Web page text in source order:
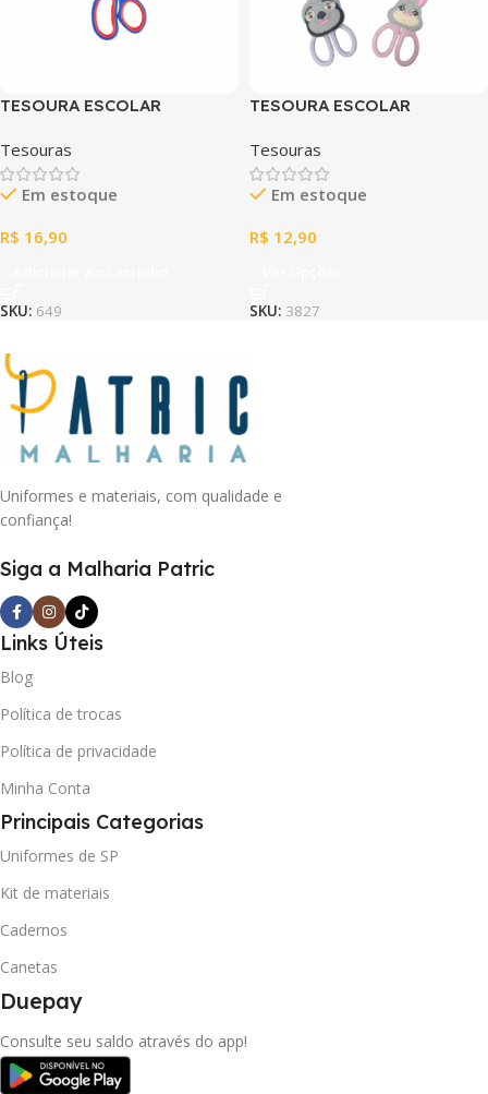
TESOURA ESCOLAR
Tesouras
Em estoque
R$ 16,90
SKU: 649
TESOURA ESCOLAR
PROTETORA
Tesouras
Em estoque
R$ 12,90
SKU: 3827
Uniformes e materiais, com qualidade e
confiança!
Siga a Malharia Patric
Links Úteis
Blog
Política de trocas
Política de privacidade
Minha Conta
Principais Categorias
Uniformes de SP
Kit de materiais
Cadernos
Canetas
Duepay
Consulte seu saldo através do app!